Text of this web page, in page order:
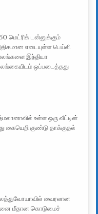
மெட்ரிக் டன்னுக்கும்
எடையுள்ள பெய்லி
இந்தியா
ஒப்படைத்தது
உள்ள ஒரு வீட்டின்
கையெறி குண்டு தாக்குதல்
வைரலான
மீதான கொடுமைச்